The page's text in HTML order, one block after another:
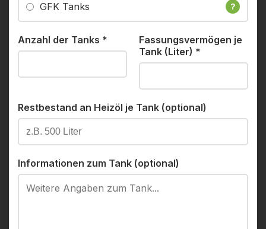
GFK Tanks ?
Anzahl der Tanks *
Fassungsvermögen je
Tank (Liter) *
Restbestand an Heizöl je Tank (optional)
Informationen zum Tank (optional)